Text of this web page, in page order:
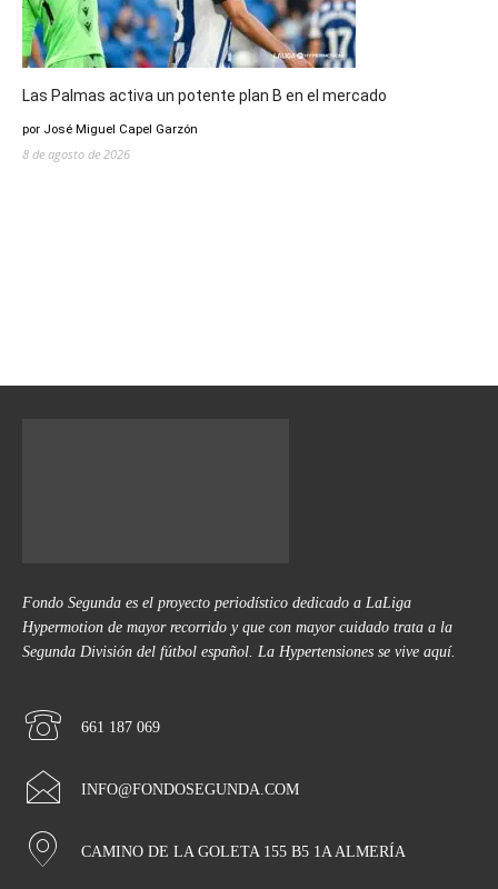
Las Palmas activa un potente plan B en el mercado
por José Miguel Capel Garzón
8 de agosto de 2026
Fondo Segunda es el proyecto periodístico dedicado a LaLiga
Hypermotion de mayor recorrido y que con mayor cuidado trata a la
Segunda División del fútbol español. La Hypertensiones se vive aquí.
661 187 069
INFO@FONDOSEGUNDA.COM
CAMINO DE LA GOLETA 155 B5 1A ALMERÍA